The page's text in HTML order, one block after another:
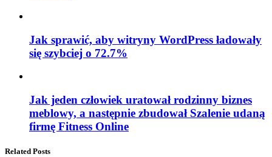
Jak sprawić, aby witryny WordPress ładowały
się szybciej o 72.7%
Jak jeden człowiek uratował rodzinny biznes
meblowy, a następnie zbudował Szalenie udaną
firmę Fitness Online
Related Posts